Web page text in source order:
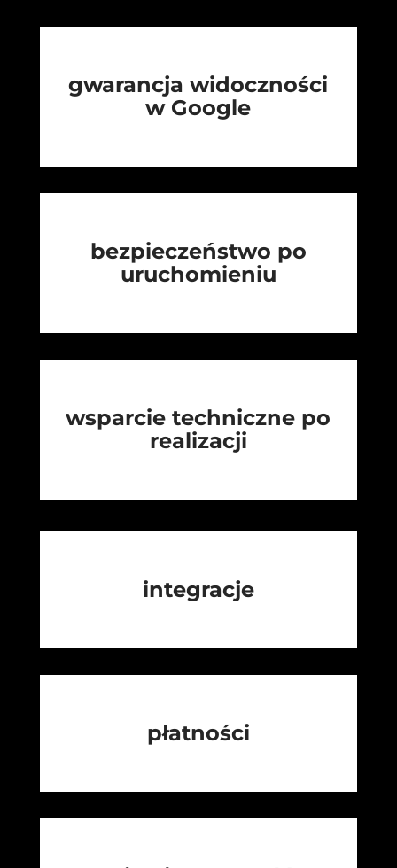
gwarancja widoczności
w Google
bezpieczeństwo po
uruchomieniu
wsparcie techniczne po
realizacji
integracje
płatności